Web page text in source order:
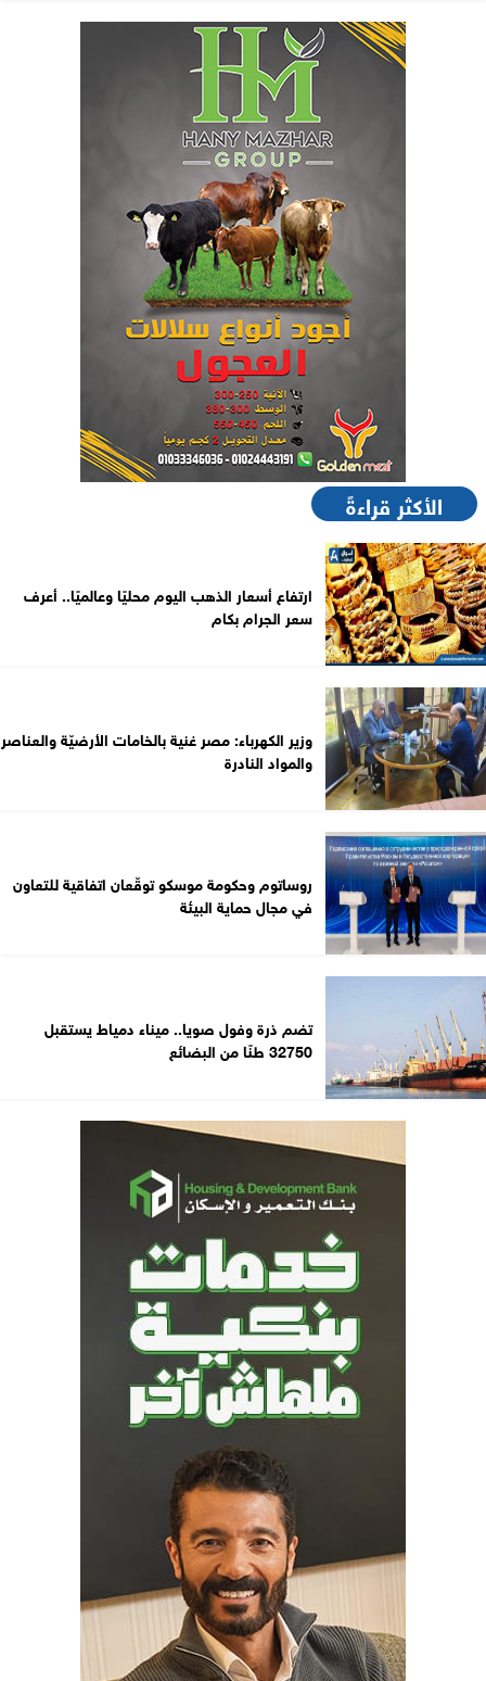
الأكثر قراءةً
ارتفاع أسعار الذهب اليوم محليًا وعالميًا.. أعرف
سعر الجرام بكام
وزير الكهرباء: مصر غنية بالخامات الأرضيّة والعناصر
والمواد النادرة
روساتوم وحكومة موسكو توقّعان اتفاقية للتعاون
في مجال حماية البيئة
تضم ذرة وفول صويا.. ميناء دمياط يستقبل
32750 طنًا من البضائع